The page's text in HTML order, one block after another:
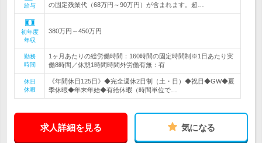
給与
の固定残業代（68万円～90万円）が含まれます。超…
初年度
年収
380万円～450万円
勤務
時間
1ヶ月あたりの総労働時間：160時間の固定時間制※1日あたり実
働8時間／休憩1時間時間外労働有無：有
休日
休暇
《年間休日125日》◆完全週休2日制（土・日）◆祝日◆GW◆夏
季休暇◆年末年始◆有給休暇（時間単位で…
求人詳細を見る 気になる